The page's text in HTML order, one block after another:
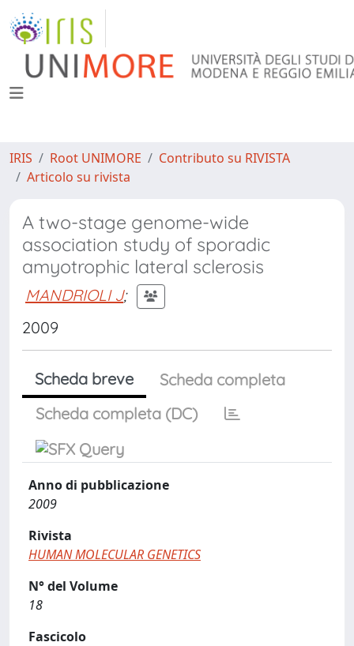
IRIS Root UNIMORE
Contributo su RIVISTA
Articolo su rivista
A two-stage genome-wide
association study of sporadic
amyotrophic lateral sclerosis
MANDRIOLI J;
2009
Scheda breve
Scheda completa
Scheda completa (DC)
Anno di pubblicazione
2009
Rivista
HUMAN MOLECULAR GENETICS
N° del Volume
18
Fascicolo